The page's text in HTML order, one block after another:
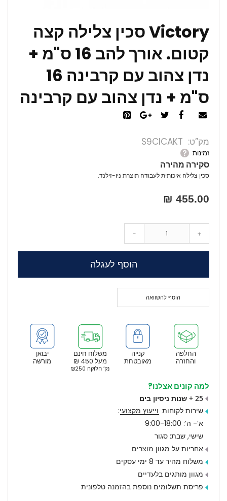
Victory סכין צלילה קצה
קטום. אורך להב 16 ס"מ +
נדן צהוב עם קרבינה 16
ס"מ + נדן צהוב עם קרבינה
מק”ט S9CICAKT
זמינות
סקירה מהירה
סכין צלילה איכותית לעבודה תוצרת ניו-זילנד.
455.00 ₪
- +
הוסף לעגלה
הוסף להשוואה
יבואן
מורשה
משלוח חינם
מעל 450 ₪
נק’ חלוקה ₪250
קנייה
מאובטחת
החלפה
והחזרה
למה קונים אצלנו?
25 + שנות ניסיון בים
שירות לקוחות וייעוץ מקצועי:
א’- ה’: 9:00-18:00
שישי, שבת: סגור
אחריות על מגוון מוצרים
משלוח מהיר עד 8 ימי עסקים
מגוון מותגים בלעדיים
פריסת תשלומים נוספת בהזמנה טלפונית